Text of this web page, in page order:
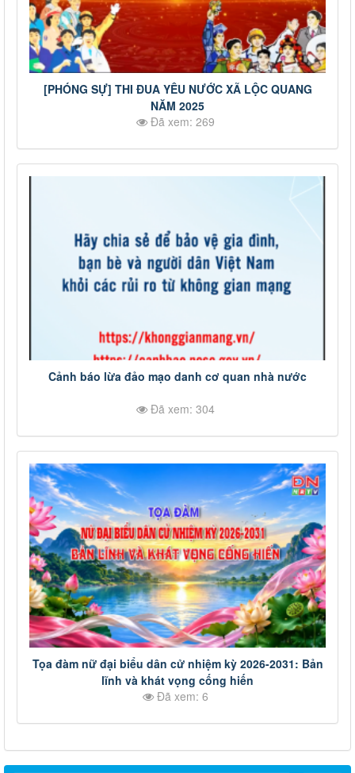
[PHÓNG SỰ] THI ĐUA YÊU NƯỚC XÃ LỘC QUANG
NĂM 2025
Đã xem: 269
Cảnh báo lừa đảo mạo danh cơ quan nhà nước
Đã xem: 304
Tọa đàm nữ đại biểu dân cử nhiệm kỳ 2026-2031: Bản
lĩnh và khát vọng cống hiến
Đã xem: 6